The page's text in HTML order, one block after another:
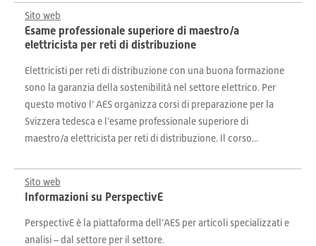
Sito web
Esame professionale superiore di maestro/a
elettricista per reti di distribuzione
Elettricisti per reti di distribuzione con una buona formazione
sono la garanzia della sostenibilità nel settore elettrico. Per
questo motivo l’ AES organizza corsi di preparazione per la
Svizzera tedesca e l’esame professionale superiore di
maestro/a elettricista per reti di distribuzione. Il corso...
Sito web
Informazioni su PerspectivE
PerspectivE è la piattaforma dell’AES per articoli specializzati e
analisi – dal settore per il settore.